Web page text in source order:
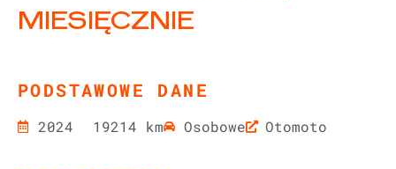
MIESIĘCZNIE
PODSTAWOWE DANE
2024 19214 km Osobowe Otomoto